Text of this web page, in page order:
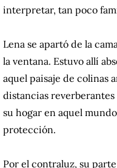
interpretar, tan poco
Lena se apartó de la
la ventana. Estuvo allí
aquel paisaje de colinas
distancias
su hogar en aquel
protección.
Por el contraluz, su